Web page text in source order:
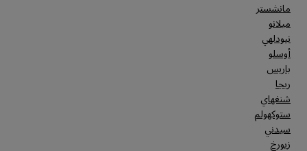
مانشستر
ميلانو
نيودلهي
أوسلو
باريس
ريجا
شنغهاي
ستوكهولم
سيدني
زيورخ